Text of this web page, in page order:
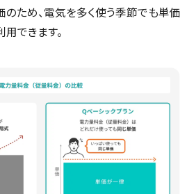
ため、電気を多く使う季節でも単価
できます。